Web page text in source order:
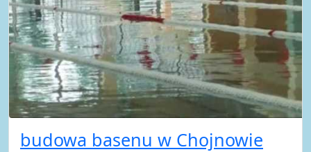
budowa basenu w Chojnowie